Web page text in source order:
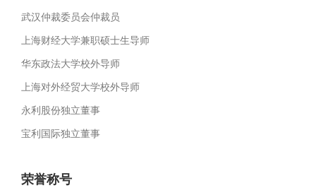
武汉仲裁委员会仲裁员
上海财经大学兼职硕士生导师
华东政法大学校外导师
上海对外经贸大学校外导师
永利股份独立董事
宝利国际独立董事
荣誉称号